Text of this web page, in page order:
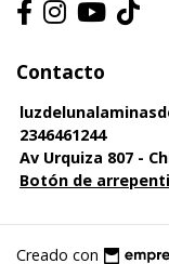
Contacto
2346461244
Av Urquiza 807 -
Botón de
Creado con